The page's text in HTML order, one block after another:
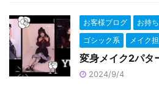
お客様ブログ お持
ゴシック系
メイク
変身メイク2パタ
2024/9/4